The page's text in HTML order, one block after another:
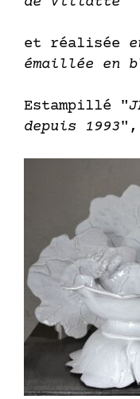
et réalisée
émaillée en
Estampillé "
depuis 1993",